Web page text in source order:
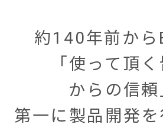
約140年前か
「使って頂
からの信頼
第一に製品開発を